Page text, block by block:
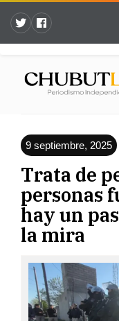
9 septiembre, 2025
Trata de
personas
hay un
la mira